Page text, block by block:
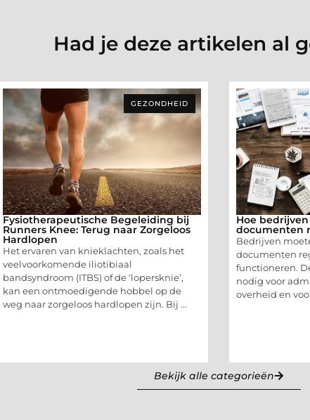
Had je deze artikelen al
GEZONDHEID
Fysiotherapeutische Begeleiding bij
Runners Knee: Terug naar Zorgeloos
Hardlopen
Het ervaren van knieklachten, zoals het
veelvoorkomende iliotibiaal
bandsyndroom (ITBS) of de ‘lopersknie’,
kan een ontmoedigende hobbel op de
weg naar zorgeloos hardlopen zijn. Bij ...
Hoe
documenten
Bedrijven
documenten
functioneren.
nodig voor
overheid en
Bekijk alle categorieën